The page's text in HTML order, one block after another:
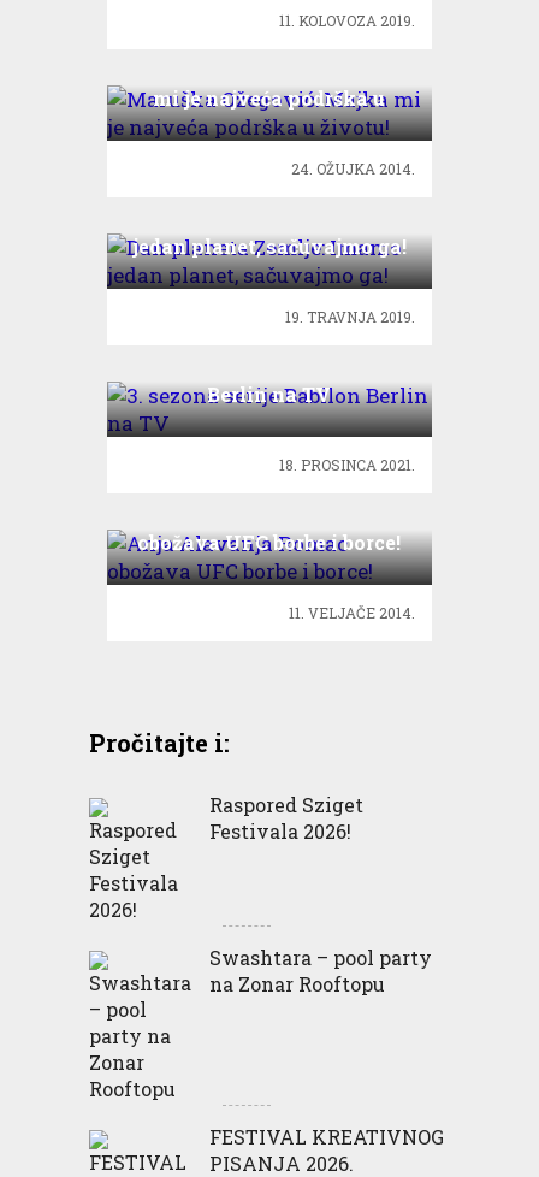
11. KOLOVOZA 2019.
mi je najveća podrška u
životu!
24. OŽUJKA 2014.
jedan planet, sačuvajmo ga!
19. TRAVNJA 2019.
Berlin na TV
18. PROSINCA 2021.
obožava UFC borbe i borce!
11. VELJAČE 2014.
Pročitajte i:
Raspored Sziget
Festivala 2026!
Swashtara – pool party
na Zonar Rooftopu
FESTIVAL KREATIVNOG
PISANJA 2026.